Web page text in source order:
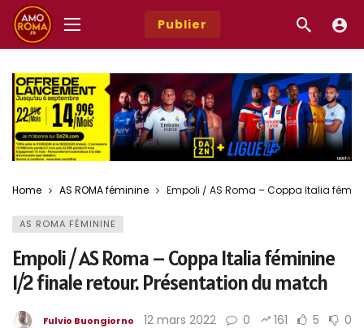
Publier
Home AS ROMA féminine Empoli / AS Roma – Coppa Italia
AS ROMA FÉMININE
Empoli / AS Roma – Coppa Italia féminine
1/2 finale retour. Présentation du match
Fulvio Buongiorno 12 mars 2022 0 161 5 0